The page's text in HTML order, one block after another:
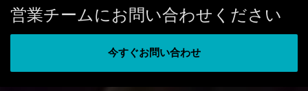
営業チームにお問い合わせください
今すぐお問い合わせ